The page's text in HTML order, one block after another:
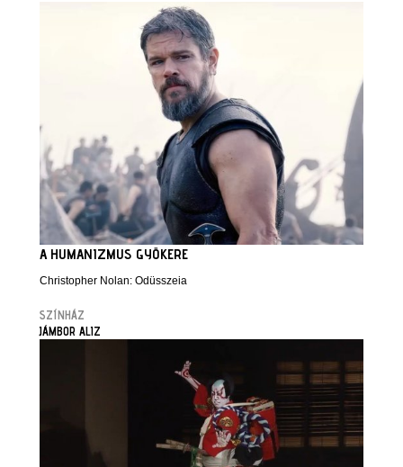
A HUMANIZMUS GYÖKERE
Christopher Nolan: Odüsszeia
SZÍNHÁZ
JÁMBOR ALIZ